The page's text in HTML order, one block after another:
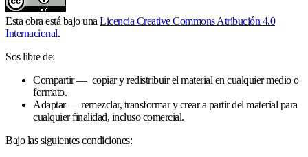
Esta obra está bajo una Licencia Creative Commons Atribución 4.0
Internacional.
Sos libre de:
Compartir — copiar y redistribuir el material en cualquier medio o
formato.
Adaptar — remezclar, transformar y crear a partir del material para
cualquier finalidad, incluso comercial.
Bajo las siguientes condiciones: